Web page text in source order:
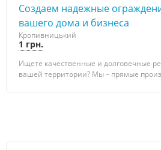
Создаем надежные
вашего дома и бизнеса
Кропивницький
1 грн.
Ищете качественные и долговечные
вашей территории? Мы – прямые